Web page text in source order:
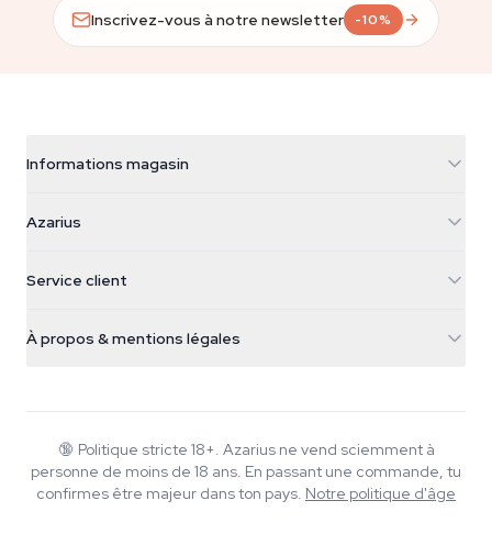
Inscrivez-vous à notre newsletter -10%
Informations magasin
Galvaniweg 11
Nederland
+31(0)204897914
Azarius
Smokeshop
Service client
Politique de retour
Politique de confidentialité
À propos & mentions légales
Wiki
Musique
🔞 Politique stricte 18+. Azarius ne vend sciemment à
personne de moins de 18 ans. En passant une commande, tu
confirmes être majeur dans ton pays. Notre politique d'âge